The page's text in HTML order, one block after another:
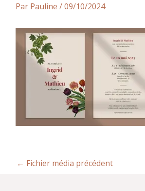
Par Pauline /09/10/2024
← Fichier média précédent